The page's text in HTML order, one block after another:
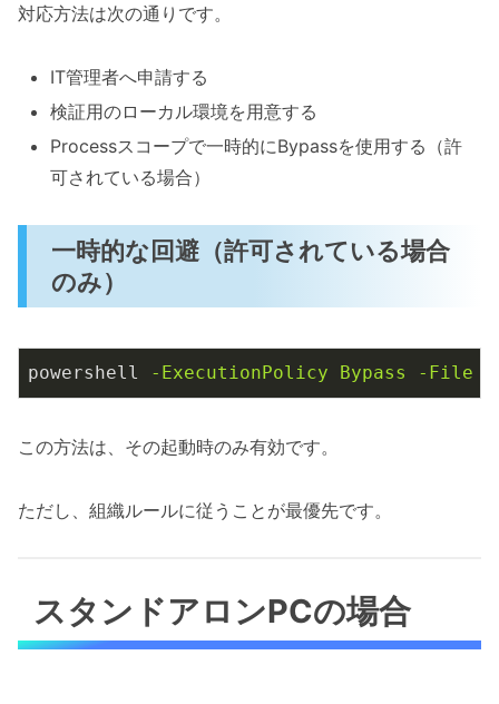
対応方法は次の通りです。
IT管理者へ申請する
検証用のローカル環境を用意する
Processスコープで一時的にBypassを使用する（許
可されている場合）
一時的な回避（許可されている場合
のみ）
powershell -ExecutionPolicy Bypass -File
この方法は、その起動時のみ有効です。
ただし、組織ルールに従うことが最優先です。
スタンドアロンPCの場合